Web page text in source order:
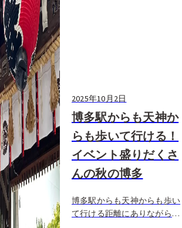
2025年10月2日
博多駅からも天神か
らも歩いて行ける！
イベント盛りだくさ
んの秋の博多
博多駅からも天神からも歩い
て行ける距離にありながら、